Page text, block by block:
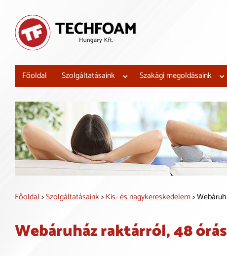
Főoldal Szolgáltatásaink Szakági megoldásaink
Főoldal>Szolgáltatásaink>Kis- és nagykereskedelem>
Webáruház raktárról, 48